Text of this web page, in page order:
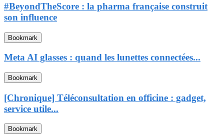
#BeyondTheScore : la pharma française construit
son influence
Bookmark
Meta AI glasses : quand les lunettes connectées...
Bookmark
[Chronique] Téléconsultation en officine : gadget,
service utile...
Bookmark